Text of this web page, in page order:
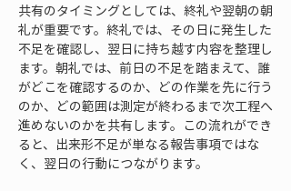
共有のタイミングとしては、終礼や翌朝の朝
礼が重要です。終礼では、その日に発生した
不足を確認し、翌日に持ち越す内容を整理し
ます。朝礼では、前日の不足を踏まえて、誰
がどこを確認するのか、どの作業を先に行う
のか、どの範囲は測定が終わるまで次工程へ
進めないのかを共有します。この流れができ
ると、出来形不足が単なる報告事項ではな
く、翌日の行動につながります。